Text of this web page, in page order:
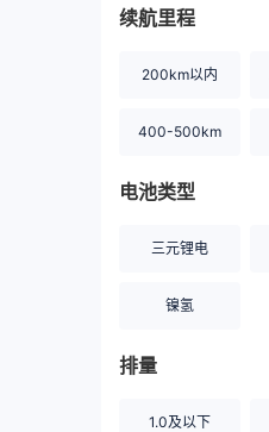
续航里程
200km以内
400-500km
电池类型
三元锂电
镍氢
排量
1.0及以下